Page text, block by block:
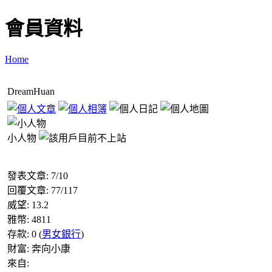
會員資料
Home
DreamHuan
小人物
發表文章: 7/10
回覆文章: 77/117
威望: 13.2
雅幣: 4811
存款: 0 (男女銀行)
財富: 奔向小康
來自: